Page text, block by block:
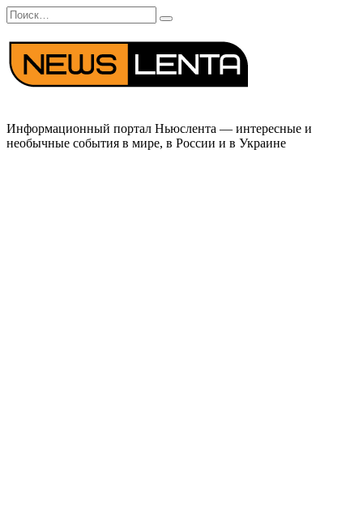
Перейти
к
содержанию
Search
for:
Информационный портал Ньюслента — интересные и
необычные события в мире, в России и в Украине